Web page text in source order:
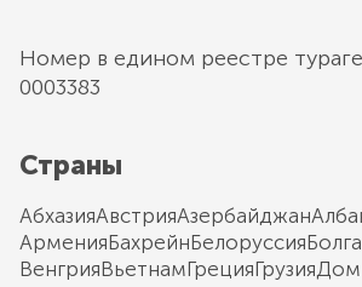
Номер в едином реестре
0003383
Страны
АбхазияАвстрияАзербайджан
АрменияБахрейнБелоруссия
ВенгрияВьетнамГрецияГрузия